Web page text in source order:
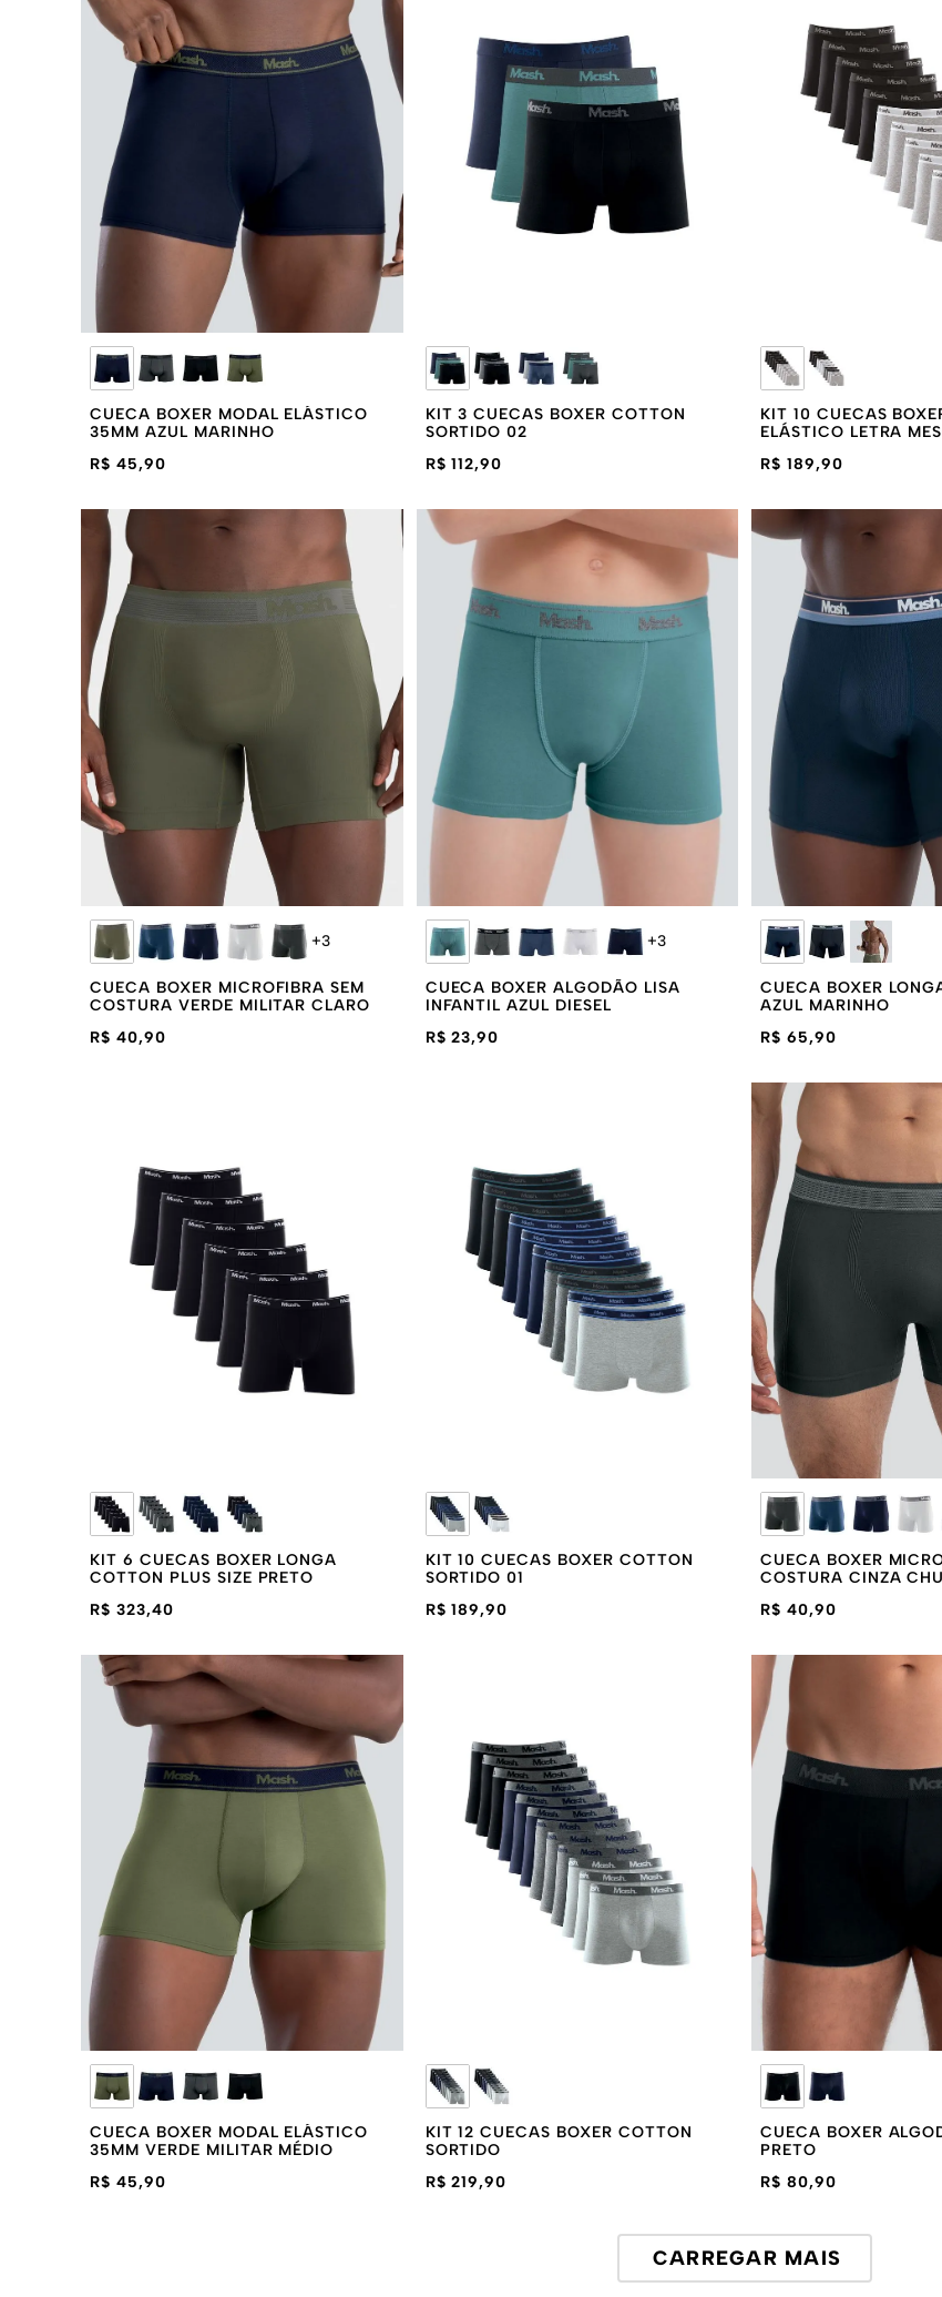
CUECA BOXER MODAL ELÁSTICO
35MM AZUL MARINHO
R$ 45,90
KIT 3 CUECAS BOXER COTTON
SORTIDO 02
R$ 112,90
KIT 10 CUECAS
ELÁSTICO LETRA
R$ 189,90
+3
CUECA BOXER MICROFIBRA SEM
COSTURA VERDE MILITAR CLARO
R$ 40,90
+3
CUECA BOXER ALGODÃO LISA
INFANTIL AZUL DIESEL
R$ 23,90
CUECA BOXER
AZUL MARINHO
R$ 65,90
KIT 6 CUECAS BOXER LONGA
COTTON PLUS SIZE PRETO
R$ 323,40
KIT 10 CUECAS BOXER COTTON
SORTIDO 01
R$ 189,90
CUECA BOXER
COSTURA CINZA
R$ 40,90
CUECA BOXER MODAL ELÁSTICO
35MM VERDE MILITAR MÉDIO
R$ 45,90
KIT 12 CUECAS BOXER COTTON
SORTIDO
R$ 219,90
CUECA BOXER
PRETO
R$ 80,90